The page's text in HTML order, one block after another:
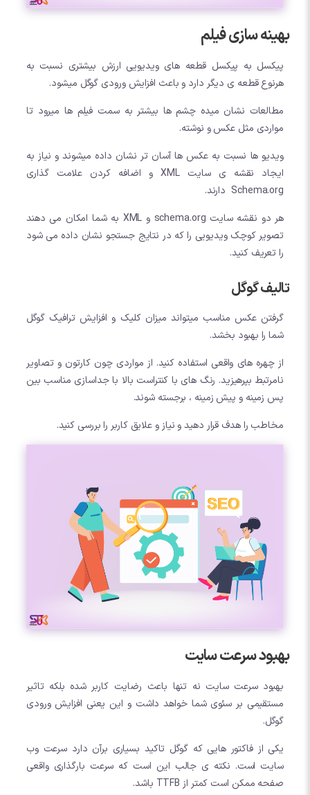
بهینه سازی فیلم
پیکسل به پیکسل قطعه های ویدیویی ارزش بیشتری نسبت به
هرنوع قطعه ی دیگر دارد و باعث افزایش ورودی گوگل میشود.
مطالعات نشان میده چشم ها بیشتر به سمت فیلم ها میرود تا
مواردی مثل عکس و نوشته.
ویدیو ها نسبت به عکس ها آسان تر نشان داده میشوند و نیاز به
ایجاد نقشه ی سایت XML و اضافه کردن علامت گذاری
Schema.org دارند.
هر دو نقشه سایت schema.org و XML به شما امکان می دهند
تصویر کوچک ویدیویی را که در نتایج جستجو نشان داده می شود
را تعریف کنید.
تالیف گوگل
گرفتن عکس مناسب میتواند میزان کلیک و افزایش ترافیک گوگل
شما را بهبود بخشد.
از چهره های واقعی استفاده کنید. از مواردی چون کارتون و تصاویر
نامرتبط بپرهیزید. رنگ های با کنتراست بالا با جداسازی مناسب بین
پس زمینه و پیش زمینه ، برجسته شوند.
مخاطب را هدف قرار دهید و نیاز و علایق کاربر را بررسی کنید.
بهبود سرعت سایت
بهبود سرعت سایت نه تنها باعث رضایت کاربر شده بلکه تاثیر
مستقیمی بر سئوی شما خواهد داشت و این یعنی افزایش ورودی
گوگل.
یکی از فاکتور هایی که گوگل تاکید بسیاری برآن دارد سرعت وب
سایت است. نکته ی جالب این است که سرعت بارگذاری واقعی
صفحه ممکن است کمتر از TTFB باشد.